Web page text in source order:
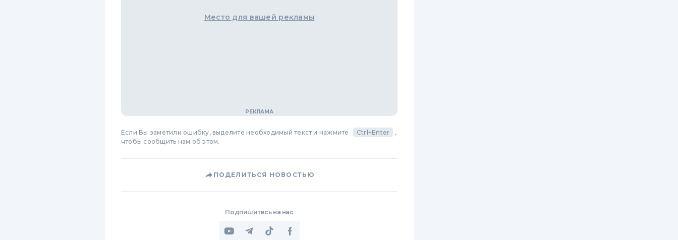
Место для вашей рекламы
Если Вы заметили ошибку, выделите необходимый текст и нажмите Ctrl+Enter
,
чтобы сообщить нам об этом.
ПОДЕЛИТЬСЯ НОВОСТЬЮ
Подпишитесь на нас